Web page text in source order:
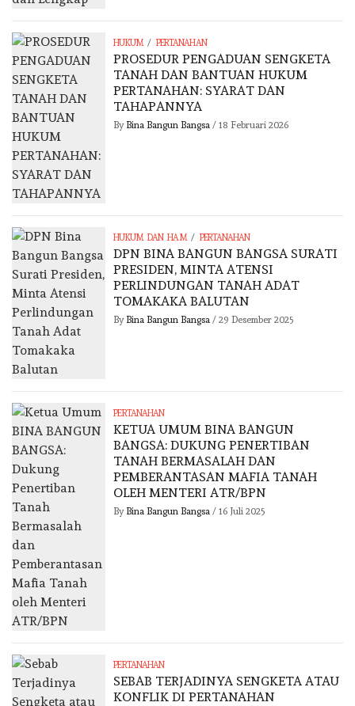
HUKUM / PERTANAHAN
PROSEDUR PENGADUAN SENGKETA
TANAH DAN BANTUAN HUKUM
PERTANAHAN: SYARAT DAN
TAHAPANNYA
By Bina Bangun Bangsa/ 18 Februari 2026
HUKUM DAN HAM / PERTANAHAN
DPN BINA BANGUN BANGSA SURATI
PRESIDEN, MINTA ATENSI
PERLINDUNGAN TANAH ADAT
TOMAKAKA BALUTAN
By Bina Bangun Bangsa/ 29 Desember 2025
PERTANAHAN
KETUA UMUM BINA BANGUN
BANGSA: DUKUNG PENERTIBAN
TANAH BERMASALAH DAN
PEMBERANTASAN MAFIA TANAH
OLEH MENTERI ATR/BPN
By Bina Bangun Bangsa/ 16 Juli 2025
PERTANAHAN
SEBAB TERJADINYA SENGKETA ATAU
KONFLIK DI PERTANAHAN